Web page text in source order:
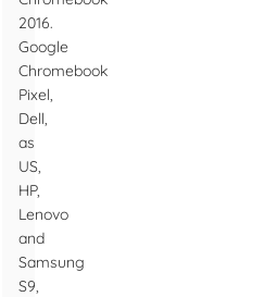
2016.
Google
Chromebook
Pixel,
Dell,
as
US,
HP,
Lenovo
and
Samsung
S9,